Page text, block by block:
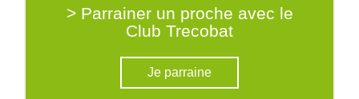
> Parrainer un proche avec le
Club Trecobat
Je parraine